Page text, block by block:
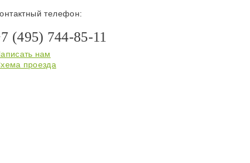
телефон:
(495) 744-85-11
нам
проезда